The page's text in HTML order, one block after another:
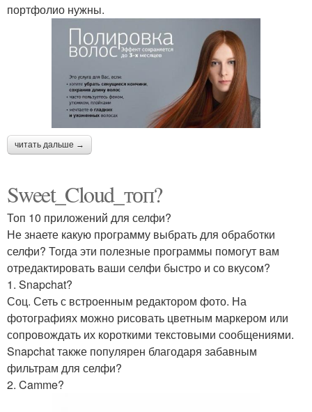
портфолио нужны.
читать дальше →
Sweet_Cloud_топ?
Топ 10 приложений для селфи?
Не знаете какую программу выбрать для обработки
селфи? Тогда эти полезные программы помогут вам
отредактировать ваши селфи быстро и со вкусом?
1. Snapchat?
Соц. Сеть с встроенным редактором фото. На
фотографиях можно рисовать цветным маркером или
сопровождать их короткими текстовыми сообщениями.
Snapchat также популярен благодаря забавным
фильтрам для селфи?
2. Camme?